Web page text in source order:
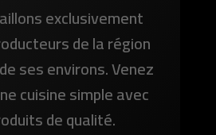
exclusivement
de la région
ses environs. Venez
cuisine simple avec
de qualité.